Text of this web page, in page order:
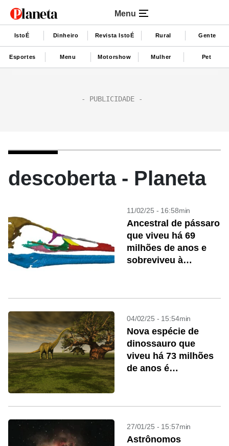
Menu
IstoÉ Dinheiro Revista IstoÉ Rural Gente
Esportes Menu Motorshow Mulher Pet
descoberta - Planeta
11/02/25 - 16:58min
Ancestral de pássaro
que viveu há 69
milhões de anos e
sobreviveu à
Antártida
04/02/25 - 15:54min
Nova espécie de
dinossauro que
viveu há 73 milhões
de anos é
27/01/25 - 15:57min
Astrônomos